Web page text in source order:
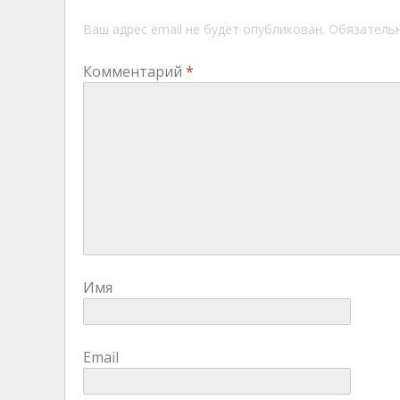
Ваш адрес email не будет опубликован.
Комментарий *
Имя
Email